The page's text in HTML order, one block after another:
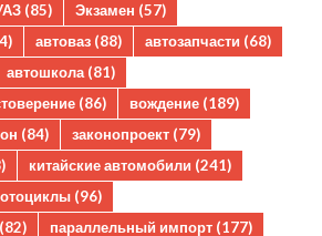
(85) Экзамен (57)
автоваз (88) автозапчасти (68)
автошкола(81)
(86) вождение (189)
(84) законопроект (79)
китайские автомобили (241)
(96)
(82) параллельный импорт (177)